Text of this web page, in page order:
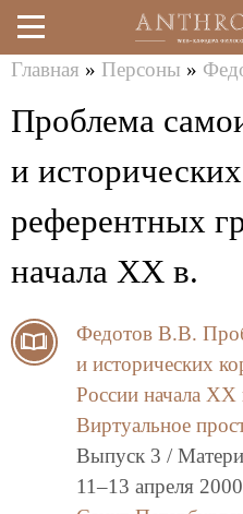
Перейти
к
здесь
Главная » Персоны »
Проблема
и
референтных
начала XX в.
Федотов В.В.
и исторических
России начала XX
Виртуальное
Выпуск 3 /
11–13 апреля